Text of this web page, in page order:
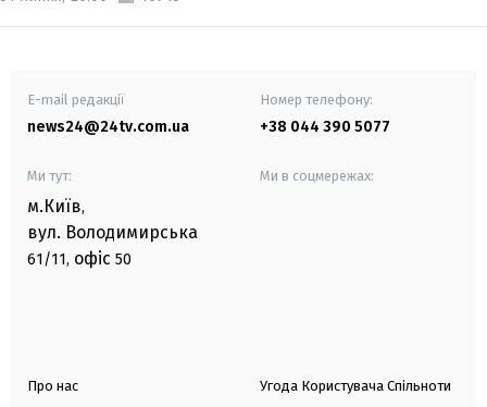
E-mail редакції
news24@24tv.com.ua
Номер телефону:
+38 044 390 5077
Ми тут:
м.Київ,
вул. Володимирська
61/11, офіс 50
Ми в соцмережах:
Про нас Угода Користувача Спільноти